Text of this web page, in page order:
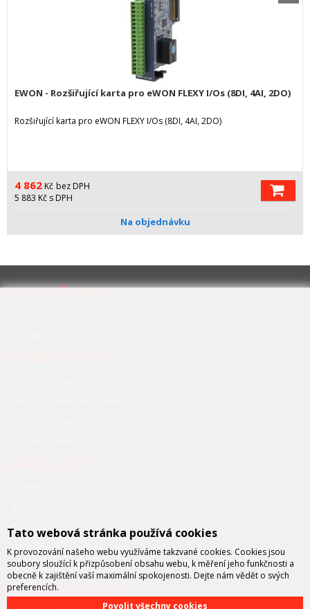
EWON - Rozšiřující karta pro eWON FLEXY I/Os (8DI, 4AI, 2DO)
Rozšiřující karta pro eWON FLEXY I/Os (8DI, 4AI, 2DO)
4 862 Kč bez DPH
5 883 Kč s DPH
Na objednávku
O SPOLEČNOSTI
ON-SITE
NBD (Next business day)
BEZPLATNÉ ZÁPŮJČKY
FCC PRŮMYSLOVÉ
Tato webová stránka používá cookies
K provozování našeho webu využíváme takzvané cookies. Cookies jsou
soubory sloužící k přizpůsobení obsahu webu, k měření jeho funkčnosti a
obecně k zajištění vaší maximální spokojenosti. Dejte nám vědět o svých
preferencích.
Povolit všechny cookies